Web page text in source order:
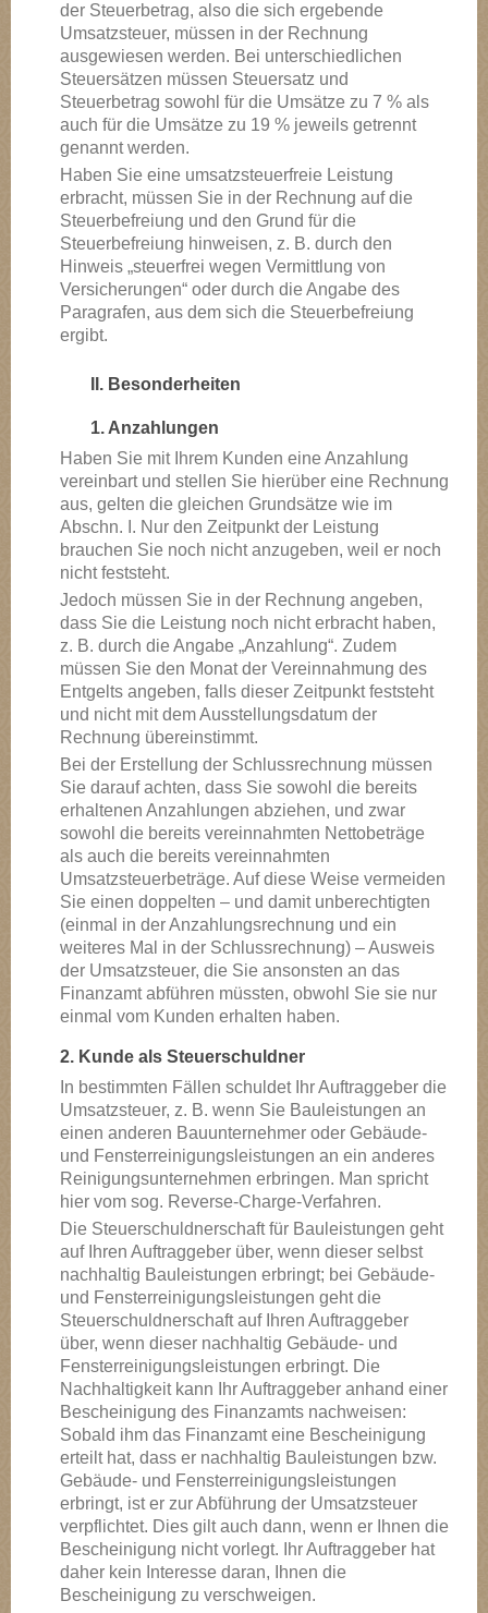
der Steuerbetrag, also die sich ergebende
Umsatzsteuer, müssen in der Rechnung
ausgewiesen werden. Bei unterschiedlichen
Steuersätzen müssen Steuersatz und
Steuerbetrag sowohl für die Umsätze zu 7 % als
auch für die Umsätze zu 19 % jeweils getrennt
genannt werden.
Haben Sie eine umsatzsteuerfreie Leistung
erbracht, müssen Sie in der Rechnung auf die
Steuerbefreiung und den Grund für die
Steuerbefreiung hinweisen, z. B. durch den
Hinweis „steuerfrei wegen Vermittlung von
Versicherungen“ oder durch die Angabe des
Paragrafen, aus dem sich die Steuerbefreiung
ergibt.
II. Besonderheiten
1. Anzahlungen
Haben Sie mit Ihrem Kunden eine Anzahlung
vereinbart und stellen Sie hierüber eine Rechnung
aus, gelten die gleichen Grundsätze wie im
Abschn. I. Nur den Zeitpunkt der Leistung
brauchen Sie noch nicht anzugeben, weil er noch
nicht feststeht.
Jedoch müssen Sie in der Rechnung angeben,
dass Sie die Leistung noch nicht erbracht haben,
z. B. durch die Angabe „Anzahlung“. Zudem
müssen Sie den Monat der Vereinnahmung des
Entgelts angeben, falls dieser Zeitpunkt feststeht
und nicht mit dem Ausstellungsdatum der
Rechnung übereinstimmt.
Bei der Erstellung der Schlussrechnung müssen
Sie darauf achten, dass Sie sowohl die bereits
erhaltenen Anzahlungen abziehen, und zwar
sowohl die bereits vereinnahmten Nettobeträge
als auch die bereits vereinnahmten
Umsatzsteuerbeträge. Auf diese Weise vermeiden
Sie einen doppelten – und damit unberechtigten
(einmal in der Anzahlungsrechnung und ein
weiteres Mal in der Schlussrechnung) – Ausweis
der Umsatzsteuer, die Sie ansonsten an das
Finanzamt abführen müssten, obwohl Sie sie nur
einmal vom Kunden erhalten haben.
2. Kunde als Steuerschuldner
In bestimmten Fällen schuldet Ihr Auftraggeber die
Umsatzsteuer, z. B. wenn Sie Bauleistungen an
einen anderen Bauunternehmer oder Gebäude-
und Fensterreinigungsleistungen an ein anderes
Reinigungsunternehmen erbringen. Man spricht
hier vom sog. Reverse-Charge-Verfahren.
Die Steuerschuldnerschaft für Bauleistungen geht
auf Ihren Auftraggeber über, wenn dieser selbst
nachhaltig Bauleistungen erbringt; bei Gebäude-
und Fensterreinigungsleistungen geht die
Steuerschuldnerschaft auf Ihren Auftraggeber
über, wenn dieser nachhaltig Gebäude- und
Fensterreinigungsleistungen erbringt. Die
Nachhaltigkeit kann Ihr Auftraggeber anhand einer
Bescheinigung des Finanzamts nachweisen:
Sobald ihm das Finanzamt eine Bescheinigung
erteilt hat, dass er nachhaltig Bauleistungen bzw.
Gebäude- und Fensterreinigungsleistungen
erbringt, ist er zur Abführung der Umsatzsteuer
verpflichtet. Dies gilt auch dann, wenn er Ihnen die
Bescheinigung nicht vorlegt. Ihr Auftraggeber hat
daher kein Interesse daran, Ihnen die
Bescheinigung zu verschweigen.